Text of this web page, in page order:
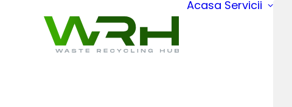
Acasa Servicii